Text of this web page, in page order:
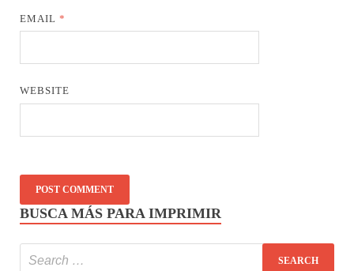
EMAIL*
WEBSITE
BUSCA MÁS PARA IMPRIMIR